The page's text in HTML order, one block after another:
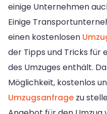
einige Unternehmen
Einige
einen kostenlosen
der Tipps und Tricks für
des Umzuges enthält.
Möglichkeit, kostenlos
Umzugsanfrage zu